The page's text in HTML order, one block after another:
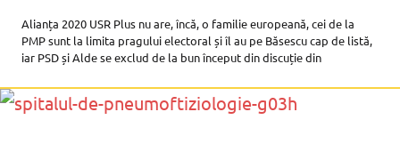
Alianța 2020 USR Plus nu are, încă, o familie europeană, cei de la
PMP sunt la limita pragului electoral și îl au pe Băsescu cap de listă,
iar PSD și Alde se exclud de la bun început din discuție din